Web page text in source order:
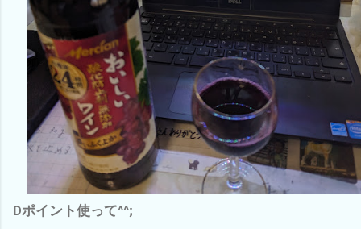
Dポイント使って^^;